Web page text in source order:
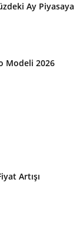
Ay Piyasaya
Modeli 2026
Artışı